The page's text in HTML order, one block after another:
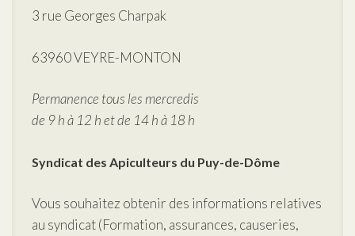
3 rue Georges Charpak
63960 VEYRE-MONTON
Permanence tous les mercredis
de 9 h à 12 h et de 14 h à 18 h
Syndicat des Apiculteurs du Puy-de-Dôme
Vous souhaitez obtenir des informations relatives
au syndicat (Formation, assurances, causeries,